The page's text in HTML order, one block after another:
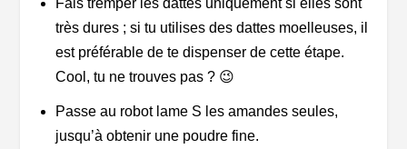
très dures ; si tu utilises des dattes moelleuses, il
est préférable de te dispenser de cette étape.
Cool, tu ne trouves pas ? 😉
Passe au robot lame S les amandes seules,
jusqu’à obtenir une poudre fine.